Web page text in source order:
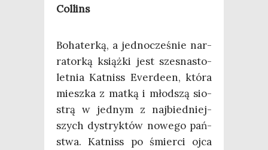
Collins
Boha­ter­ką, a jed­no­cze­śnie nar­
ra­tor­ką książ­ki jest szes­na­sto­
let­nia Kat­niss Ever­de­en, któ­ra
miesz­ka z mat­ką i młod­szą sio­
strą w jed­nym z naj­bied­niej­
szych dys­tryk­tów nowe­go pań­
stwa. Kat­niss po śmier­ci ojca